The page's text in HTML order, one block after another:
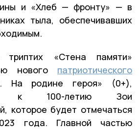
и «Хлеб — фронту» — в
тыла, обеспечивавших
«Стена памяти»
нового патриотического
На родине героя» (0+),
к 100-летию Зои
которое будет отмечаться
года. Главной частью